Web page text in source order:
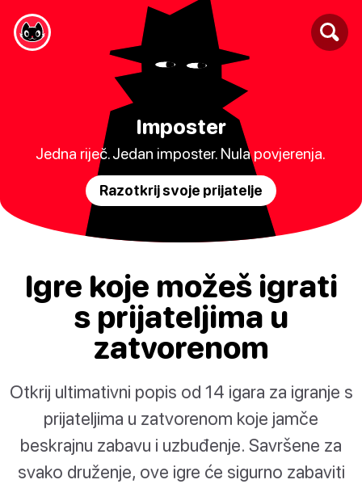
Imposter
Jedna riječ. Jedan imposter. Nula povjerenja.
Razotkrij svoje prijatelje
Igre koje možeš igrati
s prijateljima u
zatvorenom
Otkrij ultimativni popis od 14 igara za igranje s
prijateljima u zatvorenom koje jamče
beskrajnu zabavu i uzbuđenje. Savršene za
svako druženje, ove igre će sigurno zabaviti